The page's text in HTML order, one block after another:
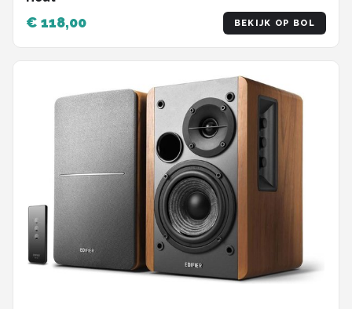
€ 118,00 BEKIJK OP BOL